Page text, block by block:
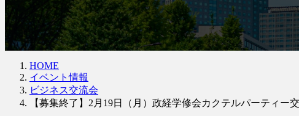
HOME
イベント情報
ビジネス交流会
【募集終了】2月19日（月）政経学修会カクテルパーティー